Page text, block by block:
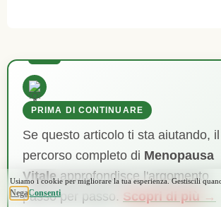
PRIMA DI CONTINUARE
Se questo articolo ti sta aiutando, il
percorso completo di Menopausa
Vitaleapprofondisce l'argomento
passo per passo. Scopri di più →